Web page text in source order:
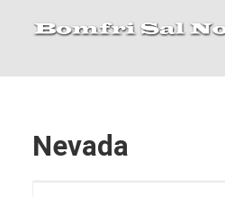
Nevada